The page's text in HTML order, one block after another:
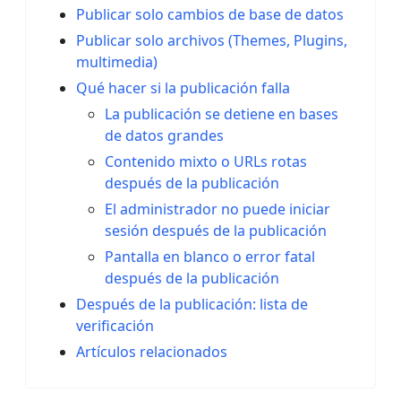
Publicar solo cambios de base de datos
Publicar solo archivos (Themes, Plugins,
multimedia)
Qué hacer si la publicación falla
La publicación se detiene en bases
de datos grandes
Contenido mixto o URLs rotas
después de la publicación
El administrador no puede iniciar
sesión después de la publicación
Pantalla en blanco o error fatal
después de la publicación
Después de la publicación: lista de
verificación
Artículos relacionados